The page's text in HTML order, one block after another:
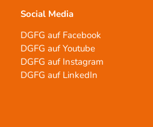
Social Media
DGFG auf Facebook
DGFG auf Youtube
DGFG auf Instagram
DGFG auf LinkedIn